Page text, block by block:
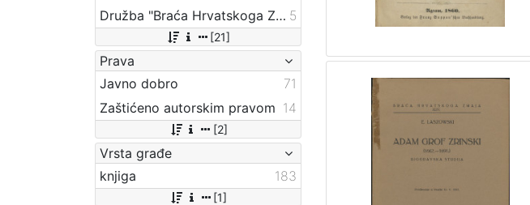
Družba "Braća Hrvatskoga Zmaja" 5
[21]
Prava
Javno dobro
71
Zaštićeno autorskim pravom 14
[2]
Vrsta građe
knjiga
183
[1]